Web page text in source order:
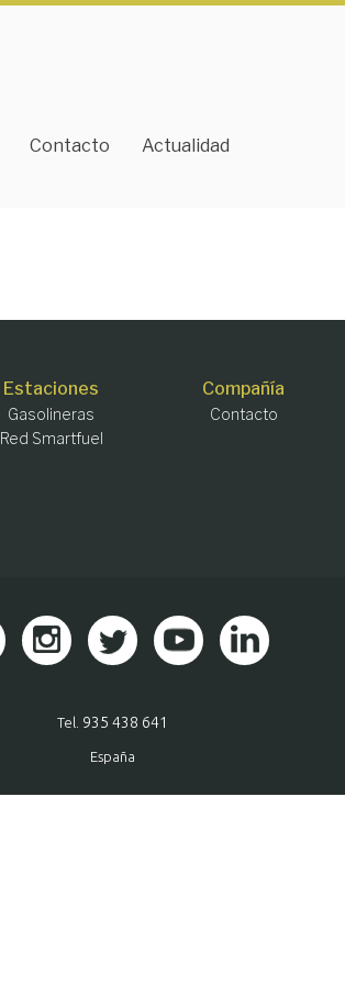
Contacto Actualidad
Estaciones
Gasolineras
Red Smartfuel
Compañía
Contacto
Tel. 935 438 641
España